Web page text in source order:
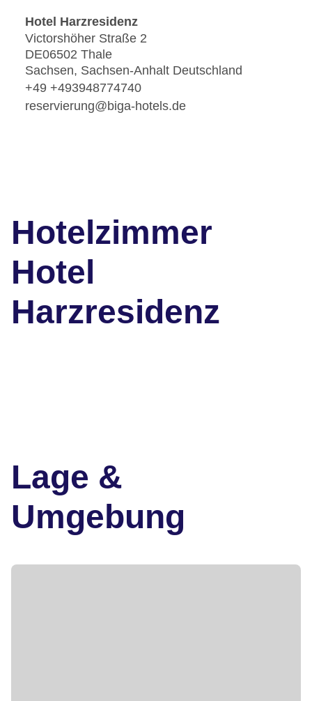
Hotel Harzresidenz
Victorshöher Straße 2
DE06502 Thale
Sachsen, Sachsen-Anhalt Deutschland
+49 +493948774740
reservierung@biga-hotels.de
Hotelzimmer
Hotel
Harzresidenz
Lage &
Umgebung